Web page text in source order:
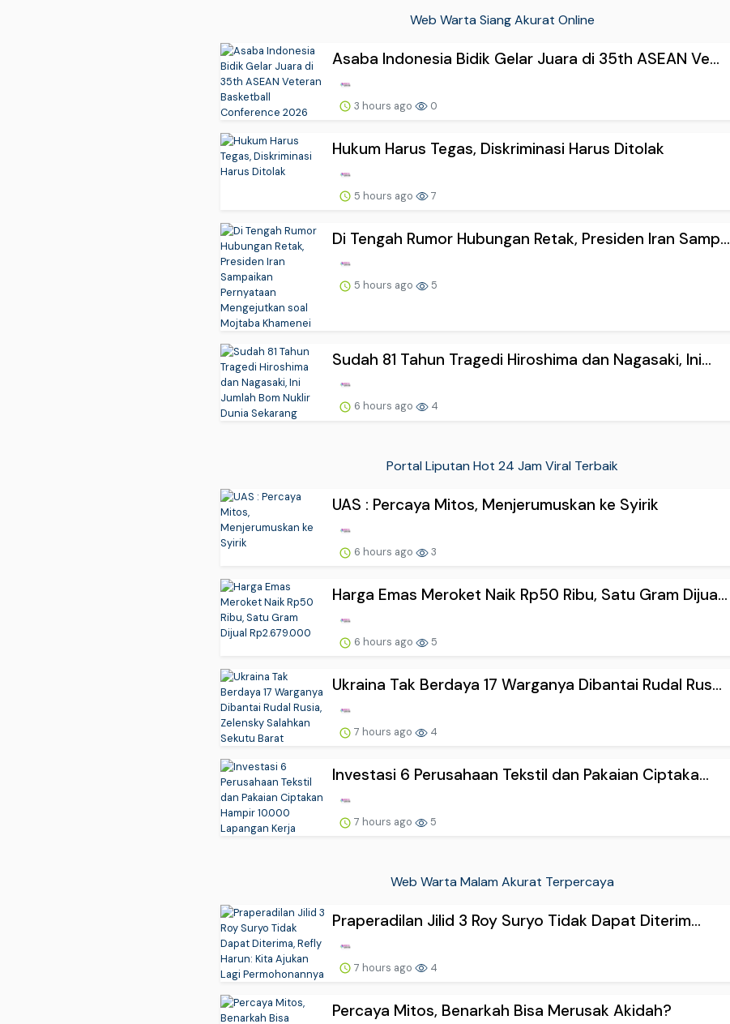
Web Warta Siang Akurat Online
Asaba Indonesia Bidik Gelar Juara di 35th ASEAN Ve...
3 hours ago 0
Hukum Harus Tegas, Diskriminasi Harus Ditolak
5 hours ago 7
Di Tengah Rumor Hubungan Retak, Presiden Iran Samp...
5 hours ago 5
Sudah 81 Tahun Tragedi Hiroshima dan Nagasaki, Ini...
6 hours ago 4
Portal Liputan Hot 24 Jam Viral Terbaik
UAS : Percaya Mitos, Menjerumuskan ke Syirik
6 hours ago 3
Harga Emas Meroket Naik Rp50 Ribu, Satu Gram Dijua...
6 hours ago 5
Ukraina Tak Berdaya 17 Warganya Dibantai Rudal Rus...
7 hours ago 4
Investasi 6 Perusahaan Tekstil dan Pakaian Ciptaka...
7 hours ago 5
Web Warta Malam Akurat Terpercaya
Praperadilan Jilid 3 Roy Suryo Tidak Dapat Diterim...
7 hours ago 4
Percaya Mitos, Benarkah Bisa Merusak Akidah?